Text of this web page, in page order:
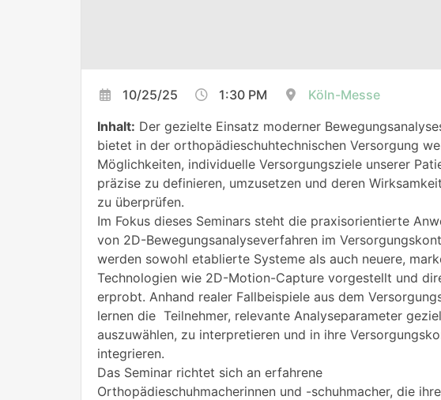
10/25/25 1:30 PM
Köln-Messe
Inhalt: Der gezielte Einsatz moderner
bietet in der orthopädieschuhtechnischen Versorgung
Möglichkeiten, individuelle Versorgungsziele unserer
präzise zu definieren, umzusetzen und deren
zu überprüfen.
Im Fokus dieses Seminars steht die praxisorientierte
von 2D-Bewegungsanalyseverfahren im
werden sowohl etablierte Systeme als auch neuere,
Technologien wie 2D-Motion-Capture vorgestellt und
erprobt. Anhand realer Fallbeispiele aus dem
lernen die Teilnehmer, relevante Analyseparameter
auszuwählen, zu interpretieren und in ihre
integrieren.
Das Seminar richtet sich an erfahrene
Orthopädieschuhmacherinnen und -schuhmacher, die ihre